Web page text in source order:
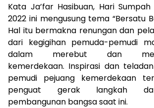
Kata Ja’far Hasibuan, Hari
2022 ini mengusung tema “Bersatu
Hal itu bermakna renungan dan
dari kegigihan pemuda-pemudi
dalam merebut dan
kemerdekaan. Inspirasi dan
pemudi pejuang kemerdekaan
penguat gerak langkah
pembangunan bangsa saat ini.